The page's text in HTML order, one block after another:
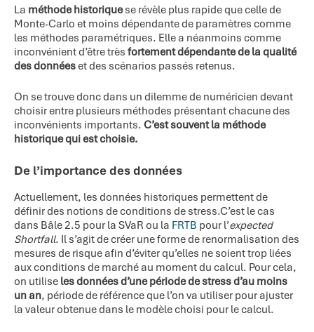
La méthode historiquese révèle plus rapide que celle de
Monte-Carlo et moins dépendante de paramètres comme
les méthodes paramétriques. Elle a néanmoins comme
inconvénient d’être très fortement dépendante de la qualité
des donnéeset des scénarios passés retenus.
On se trouve donc dans un dilemme de numéricien devant
choisir entre plusieurs méthodes présentant chacune des
inconvénients importants. C’est souvent la méthode
historique qui est choisie.
De l’importance des données
Actuellement, les données historiques permettent de
définir des notions de conditions de stress.C’est le cas
dans Bâle 2.5 pour la SVaR ou la FRTB pour l’expected
Shortfall. Il s’agit de créer une forme de renormalisation des
mesures de risque afin d’éviter qu’elles ne soient trop liées
aux conditions de marché au moment du calcul. Pour cela,
on utilise les données d’une période de stress d’au moins
un an, période de référence que l’on va utiliser pour ajuster
la valeur obtenue dans le modèle choisi pour le calcul.